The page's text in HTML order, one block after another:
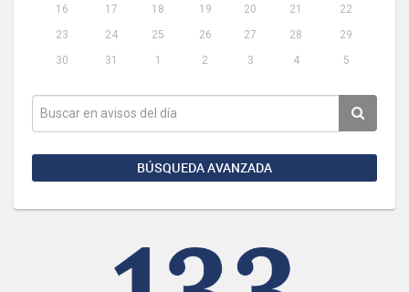
16
17 18 19 20 21
22
23
24 25 26 27 28
29
30
31 1 2 3 4 5
BÚSQUEDA AVANZADA